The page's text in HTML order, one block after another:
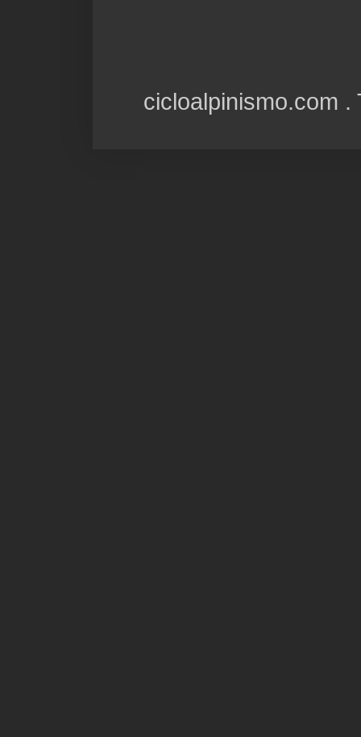
cicloalpinismo.com